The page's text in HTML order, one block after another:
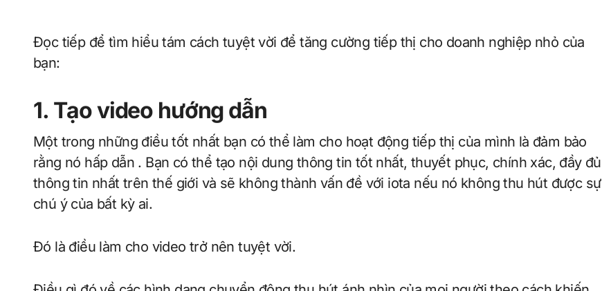
Đọc tiếp để tìm hiểu tám cách tuyệt vời để tăng cường tiếp thị cho doanh nghiệp nhỏ của
bạn:
1. Tạo video hướng dẫn
Một trong những điều tốt nhất bạn có thể làm cho hoạt động tiếp thị của mình là đảm bảo
rằng nó hấp dẫn . Bạn có thể tạo nội dung thông tin tốt nhất, thuyết phục, chính xác, đầy đủ
thông tin nhất trên thế giới và sẽ không thành vấn đề với iota nếu nó không thu hút được sự
chú ý của bất kỳ ai.
Đó là điều làm cho video trở nên tuyệt vời.